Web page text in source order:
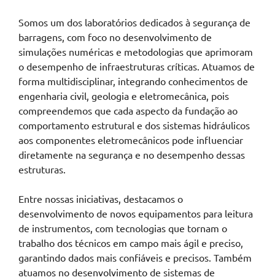
Somos um dos laboratórios dedicados à segurança de
barragens, com foco no desenvolvimento de
simulações numéricas e metodologias que aprimoram
o desempenho de infraestruturas críticas. Atuamos de
forma multidisciplinar, integrando conhecimentos de
engenharia civil, geologia e eletromecânica, pois
compreendemos que cada aspecto da fundação ao
comportamento estrutural e dos sistemas hidráulicos
aos componentes eletromecânicos pode influenciar
diretamente na segurança e no desempenho dessas
estruturas.
Entre nossas iniciativas, destacamos o
desenvolvimento de novos equipamentos para leitura
de instrumentos, com tecnologias que tornam o
trabalho dos técnicos em campo mais ágil e preciso,
garantindo dados mais confiáveis e precisos. Também
atuamos no desenvolvimento de sistemas de